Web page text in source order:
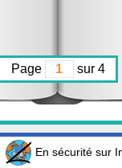
Page sur 4
En sécurité sur